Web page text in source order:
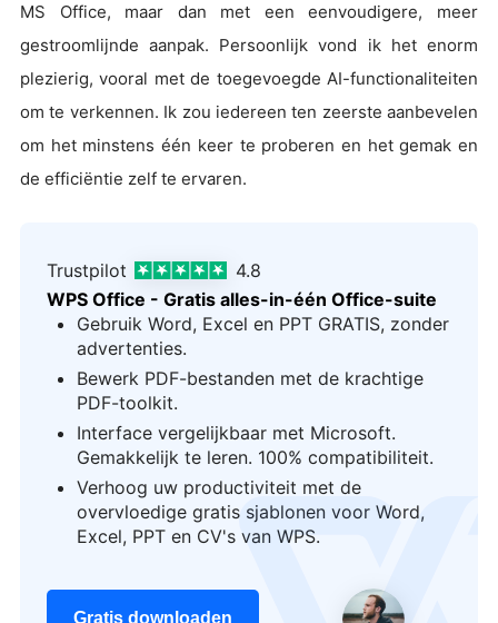
MS Office, maar dan met een eenvoudigere, meer
gestroomlijnde aanpak. Persoonlijk vond ik het enorm
plezierig, vooral met de toegevoegde AI-functionaliteiten
om te verkennen. Ik zou iedereen ten zeerste aanbevelen
om het minstens één keer te proberen en het gemak en
de efficiëntie zelf te ervaren.
Trustpilot
4.8
WPS Office - Gratis alles-in-één Office-suite
Gebruik Word, Excel en PPT GRATIS, zonder
advertenties.
Bewerk PDF-bestanden met de krachtige
PDF-toolkit.
Interface vergelijkbaar met Microsoft.
Gemakkelijk te leren. 100% compatibiliteit.
Verhoog uw productiviteit met de
overvloedige gratis sjablonen voor Word,
Excel, PPT en CV's van WPS.
Gratis downloaden
logo